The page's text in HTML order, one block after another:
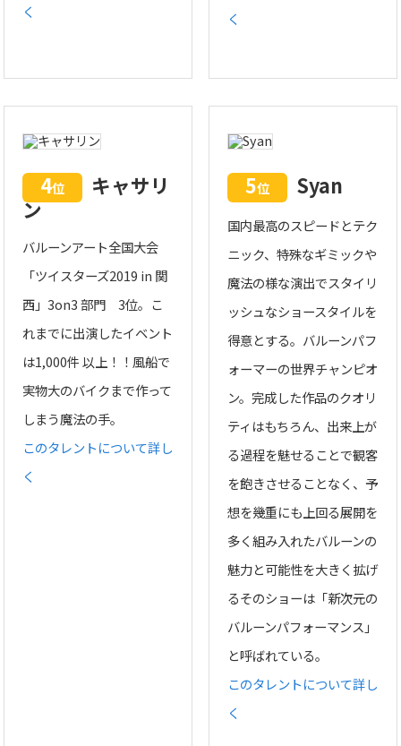
く
く
4位
キャサリ
ン
バルーンアート全国大会
「ツイスターズ2019 in 関
西」3on3 部門 3位。こ
れまでに出演したイベント
は1,000件 以上！！風船で
実物大のバイクまで作って
しまう魔法の手。
このタレントについて詳し
く
5位 Syan
国内最高のスピードとテク
ニック、特殊なギミックや
魔法の様な演出でスタイリ
ッシュなショースタイルを
得意とする。バルーンパフ
ォーマーの世界チャンピオ
ン。完成した作品のクオリ
ティはもちろん、出来上が
る過程を魅せることで観客
を飽きさせることなく、予
想を幾重にも上回る展開を
多く組み入れたバルーンの
魅力と可能性を大きく拡げ
るそのショーは「新次元の
バルーンパフォーマンス」
と呼ばれている。
このタレントについて詳し
く